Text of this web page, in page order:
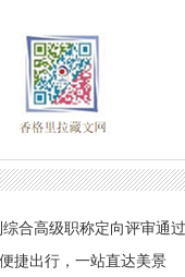
合高级职称定向评审通
捷出行，一站直达美景